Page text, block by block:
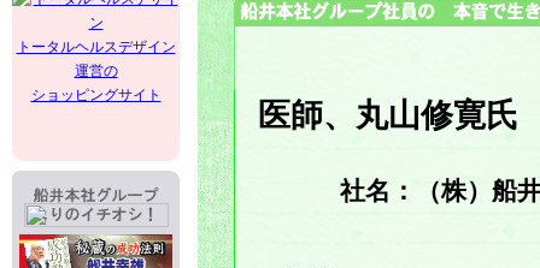
トータルヘルスデザイン
運営の
ショッピングサイト
医師、丸山修寛氏
社名：（株）船